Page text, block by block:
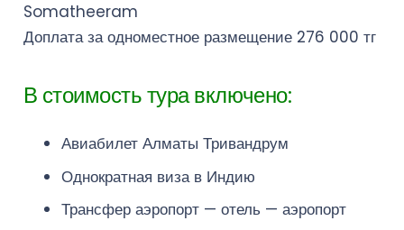
Somatheeram
Доплата за одноместное размещение 276 000 тг
В стоимость тура включено:
Авиабилет Алматы Тривандрум
Однократная виза в Индию
Трансфер аэропорт — отель — аэропорт